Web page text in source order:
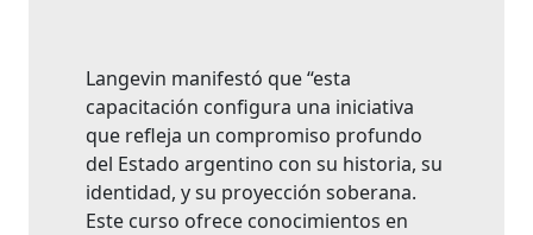
Langevin manifestó que “esta
capacitación configura una iniciativa
que refleja un compromiso profundo
del Estado argentino con su historia, su
identidad, y su proyección soberana.
Este curso ofrece conocimientos en